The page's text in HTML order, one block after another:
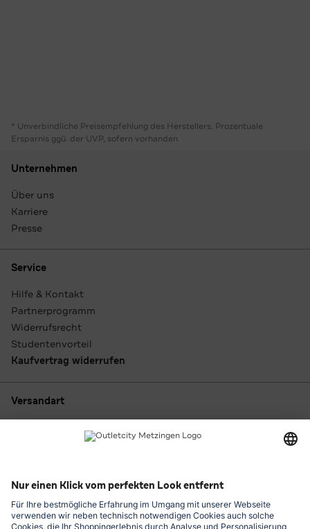
* Unverbindliche Preisempfehlung des Herstellers. Prozentuale
Ersparnis ggü. der UVP, sofern vorhanden
Unternehmen
Über uns
Karriere
Presse
Service
Hilfe & Kontakt
Partnerprogramm
Widerrufsrecht
Studentenvorteil
Kaufvertrag widerrufen
Versandart